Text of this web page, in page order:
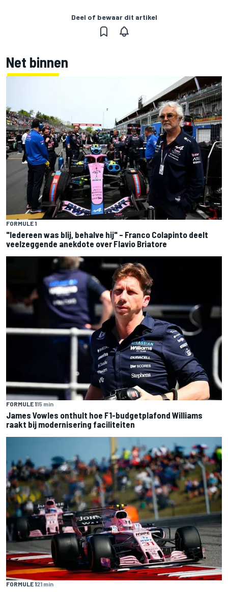
Deel of bewaar dit artikel
Net binnen
FORMULE 1
"Iedereen was blij, behalve hij" – Franco Colapinto deelt
veelzeggende anekdote over Flavio Briatore
FORMULE 115 min
James Vowles onthult hoe F1-budgetplafond Williams
raakt bij modernisering faciliteiten
FORMULE 121 min